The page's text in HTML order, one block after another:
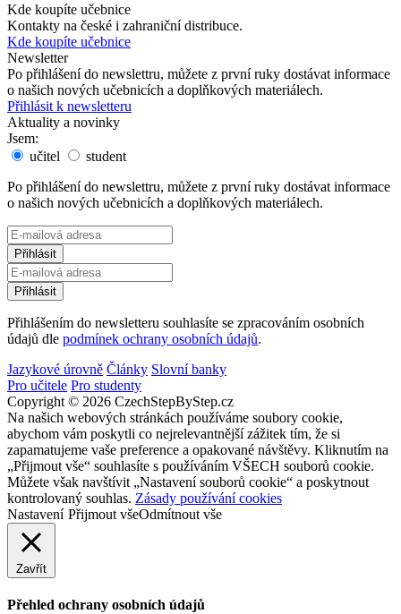
Kde koupíte učebnice
Kontakty na české i zahraniční distribuce.
Kde koupíte učebnice
Newsletter
Po přihlášení do newslettru, můžete z první ruky dostávat informace
o našich nových učebnicích a doplňkových materiálech.
Přihlásit k newsletteru
Aktuality a novinky
Jsem:
učitel
student
Po přihlášení do newslettru, můžete z první ruky dostávat informace
o našich nových učebnicích a doplňkových materiálech.
Přihlášením do newsletteru souhlasíte se zpracováním osobních
údajů dle podmínek ochrany osobních údajů.
Jazykové úrovně Články Slovní banky
Pro učitele Pro studenty
Copyright © 2026 CzechStepByStep.cz
Na našich webových stránkách používáme soubory cookie,
abychom vám poskytli co nejrelevantnější zážitek tím, že si
zapamatujeme vaše preference a opakované návštěvy. Kliknutím na
„Přijmout vše“ souhlasíte s používáním VŠECH souborů cookie.
Můžete však navštívit „Nastavení souborů cookie“ a poskytnout
kontrolovaný souhlas. Zásady používání cookies
Nastavení Přijmout všeOdmítnout vše
Zavřít
Přehled ochrany osobních údajů